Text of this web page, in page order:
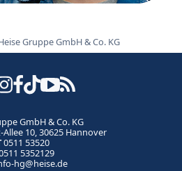
Gruppe GmbH & Co. KG
GmbH & Co. KG
10, 30625 Hannover
0511 53520
5352129
hg@heise.de